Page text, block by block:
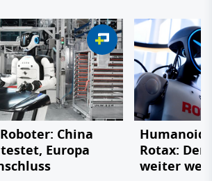
China
Europa
Rotax: Der
weiter